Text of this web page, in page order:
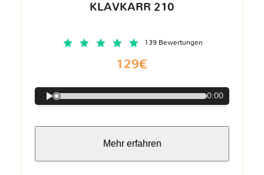
KLAVKARR 210
139 Bewertungen
129€
0:00
Mehr erfahren